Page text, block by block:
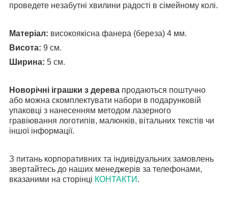
проведете незабутні хвилини радості в сімейному колі.
Матеріал: високоякісна фанера (береза) 4 мм.
Висота: 9 см.
Ширина: 5 см.
Новорічні іграшки з дерева продаються поштучно
або можна скомплектувати набори в подарунковій
упаковці з нанесенням методом лазерного
гравіювання логотипів, малюнків, вітальних текстів чи
іншої інформації.
З питань корпоративних та індивідуальних замовлень
звертайтесь до наших менеджерів за телефонами,
вказаними на сторінці КОНТАКТИ .